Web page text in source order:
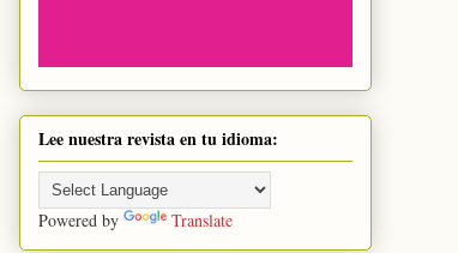
Lee nuestra revista en tu idioma:
Powered by Translate